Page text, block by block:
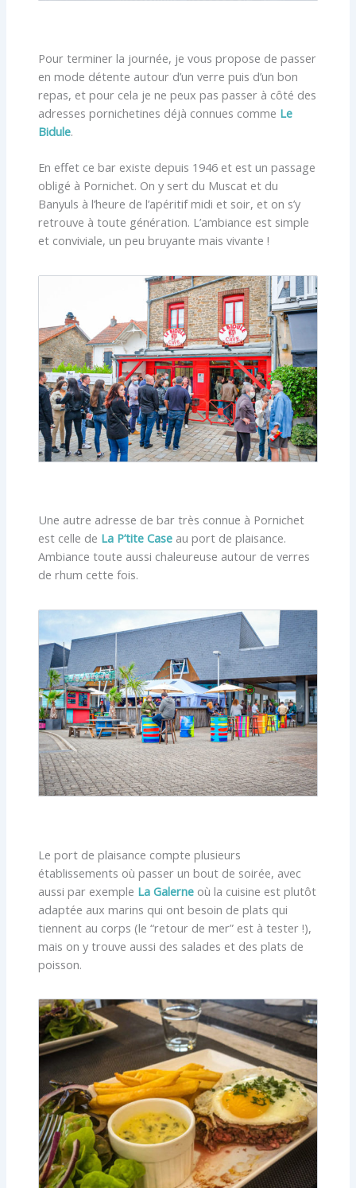
Pour terminer la journée, je vous propose de passer
en mode détente autour d’un verre puis d’un bon
repas, et pour cela je ne peux pas passer à côté des
adresses pornichetines déjà connues comme Le
Bidule.
En effet ce bar existe depuis 1946 et est un passage
obligé à Pornichet. On y sert du Muscat et du
Banyuls à l’heure de l’apéritif midi et soir, et on s’y
retrouve à toute génération. L’ambiance est simple
et conviviale, un peu bruyante mais vivante !
Une autre adresse de bar très connue à Pornichet
est celle de La P’tite Caseau port de plaisance.
Ambiance toute aussi chaleureuse autour de verres
de rhum cette fois.
Le port de plaisance compte plusieurs
établissements où passer un bout de soirée, avec
aussi par exemple La Galerneoù la cuisine est plutôt
adaptée aux marins qui ont besoin de plats qui
tiennent au corps (le “retour de mer” est à tester !),
mais on y trouve aussi des salades et des plats de
poisson.